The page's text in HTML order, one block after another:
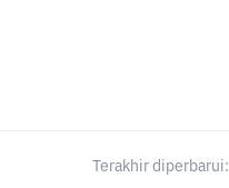
Terakhir diperbarui: